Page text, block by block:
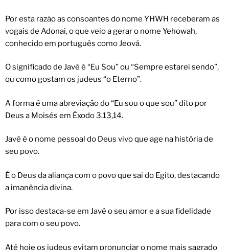
Por esta razão as consoantes do nome YHWH receberam as
vogais de Adonai, o que veio a gerar o nome Yehowah,
conhecido em português como Jeová.
O significado de Javé é “Eu Sou” ou “Sempre estarei sendo”,
ou como gostam os judeus “o Eterno”.
A forma é uma abreviação do “Eu sou o que sou” dito por
Deus a Moisés em Êxodo 3.13,14.
Javé é o nome pessoal do Deus vivo que age na história de
seu povo.
É o Deus da aliança com o povo que sai do Egito, destacando
a imanência divina.
Por isso destaca-se em Javé o seu amor e a sua fidelidade
para com o seu povo.
Até hoje os judeus evitam pronunciar o nome mais sagrado